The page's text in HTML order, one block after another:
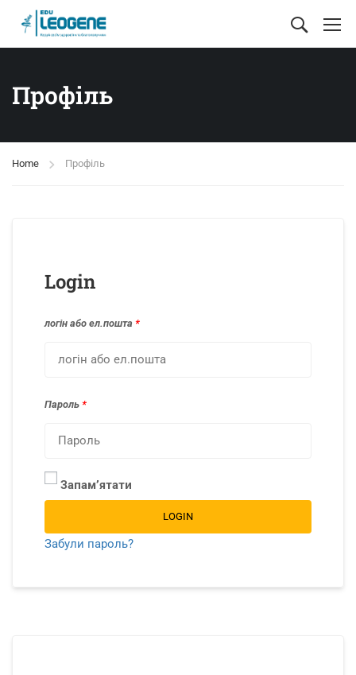
Профіль
Home Профіль
Login
логін або ел.пошта *
Пароль *
Запамʼятати
LOGIN
Забули пароль?